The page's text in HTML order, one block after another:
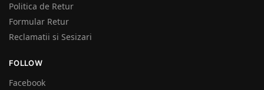
Politica de Retur
Formular Retur
Reclamatii si Sesizari
FOLLOW
Facebook